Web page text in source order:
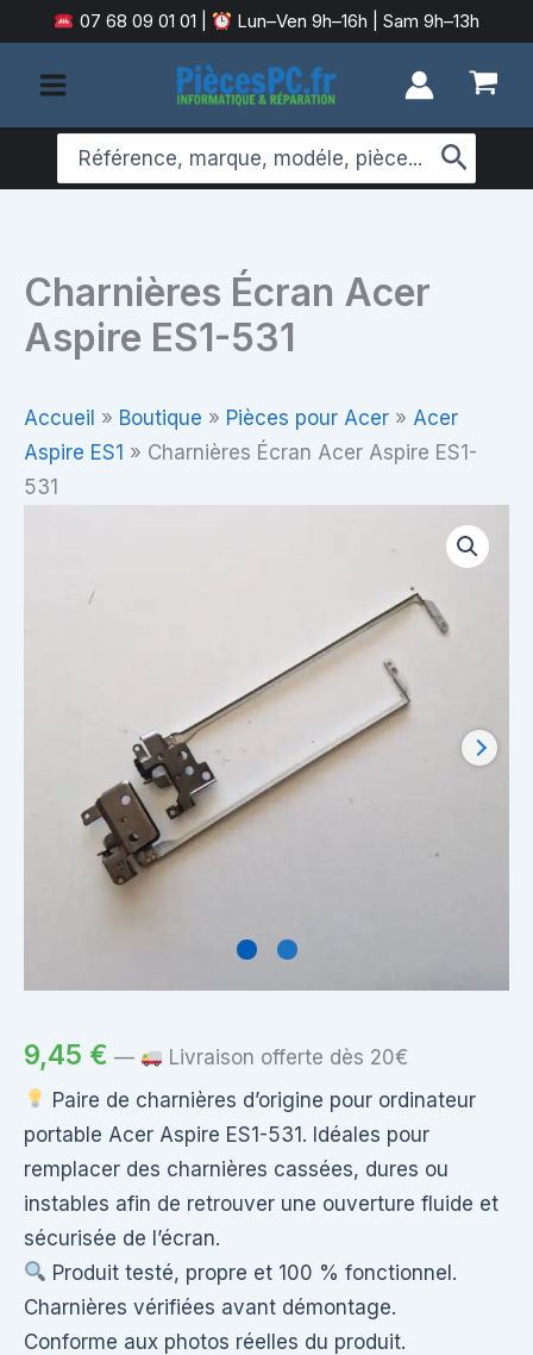
au
contenu
07 68 09 01 01 Lun–Ven 9h–16h | Sam 9h–13h
Search
for:
Charnières Écran Acer
Aspire ES1-531
Accueil » Boutique » Pièces pour Acer » Acer
Aspire ES1 » Charnières Écran Acer Aspire ES1-
531
9,45 € —
Livraison offerte dès 20€
Paire de charnières d’origine pour ordinateur
portable Acer Aspire ES1-531. Idéales pour
remplacer des charnières cassées, dures ou
instables afin de retrouver une ouverture fluide et
sécurisée de l’écran.
Produit testé, propre et 100 % fonctionnel.
Charnières vérifiées avant démontage.
Conforme aux photos réelles du produit.